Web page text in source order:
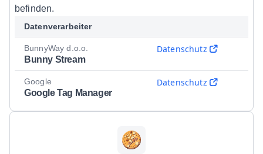
befinden.
Datenverarbeiter
BunnyWay d.o.o.
Bunny Stream
Datenschutz
Google
Google Tag Manager
Datenschutz